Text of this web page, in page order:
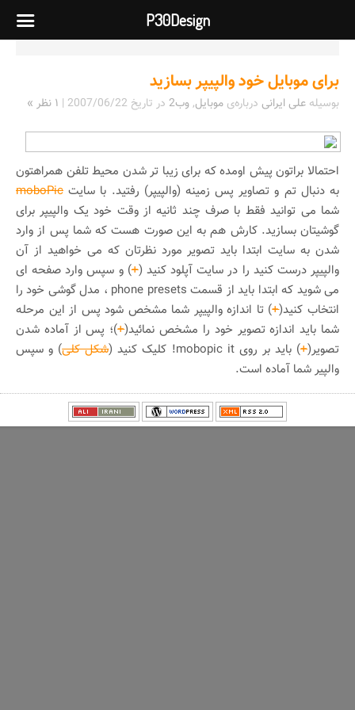
برای موبایل خود والپیپر بسازید
بوسیله علی ایرانی درباره‌ی موبایل,وب2 در تاریخ 2007/06/22
| ۱ نظر »
احتمالا براتون پیش اومده که برای زیبا تر شدن محیط تلفن همراهتون
به دنبال تم و تصاویر پس زمینه (والپیپر) رفتید. با سایت moboPic
شما می توانید فقط با صرف چند ثانیه از وقت خود یک والپیپر برای
گوشیتان بسازید. کارش هم به این صورت هست که شما پس از وارد
شدن به سایت ابتدا باید تصویر مورد نظرتان که می خواهید از آن
والپیپر درست کنید را در سایت آپلود کنید (+) و سپس وارد صفحه ای
می شوید که ابتدا باید از قسمت phone presets ، مدل گوشی خود را
انتخاب کنید(+) تا اندازه والپیپر شما مشخص شود پس از این مرحله
شما باید اندازه تصویر خود را مشخص نمائید(+)؛ پس از آماده شدن
تصویر(+) باید بر روی mobopic it! کلیک کنید ( شکل کلی) و سپس
والپیر شما آماده است.
P30Design